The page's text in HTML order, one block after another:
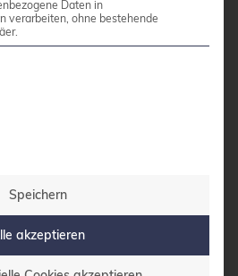
Regeländerungen im
um die Kommunikation
und somit einen
zu erreichen.
Jitsi freie Software und
betrieben werden.
Chat-Dienst
Daten in
verarbeiten, ohne bestehende
der Service-Gruppen, für die
Speichern
akzeptieren